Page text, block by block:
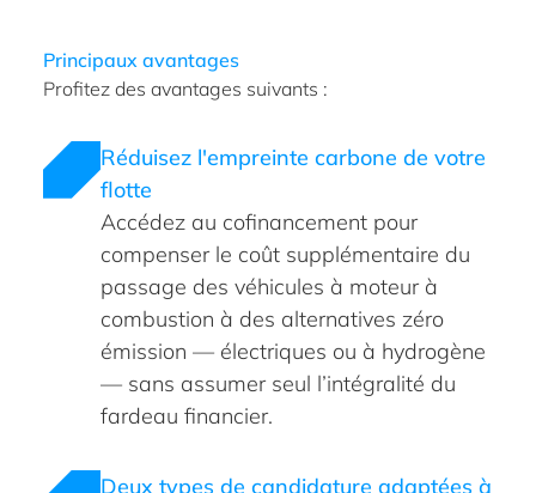
Principaux avantages
Profitez des avantages suivants :
Réduisez l'empreinte carbone de votre
flotte
Accédez au cofinancement pour
compenser le coût supplémentaire du
passage des véhicules à moteur à
combustion à des alternatives zéro
émission — électriques ou à hydrogène
— sans assumer seul l’intégralité du
fardeau financier.
Deux types de candidature adaptées à